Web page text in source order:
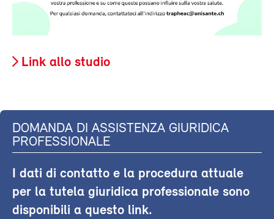
Link allo studio
DOMANDA DI ASSISTENZA GIURIDICA
PROFESSIONALE
I dati di contatto e la procedura attuale
per la tutela giuridica professionale sono
disponibili a questo link.